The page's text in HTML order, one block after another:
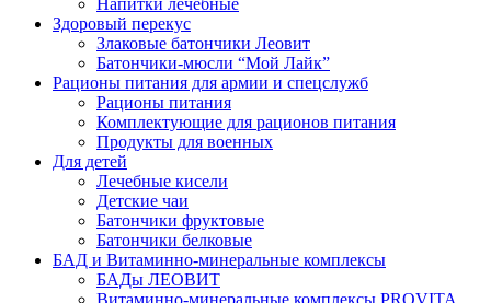
Напитки лечебные
Здоровый перекус
Злаковые батончики Леовит
Батончики-мюсли “Мой Лайк”
Рационы питания для армии и спецслужб
Рационы питания
Комплектующие для рационов питания
Продукты для военных
Для детей
Лечебные кисели
Детские чаи
Батончики фруктовые
Батончики белковые
БАД и Витаминно-минеральные комплексы
БАДы ЛЕОВИТ
Витаминно-минеральные комплексы PROVITA